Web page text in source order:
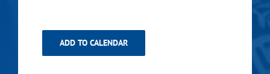
ADD TO CALENDAR